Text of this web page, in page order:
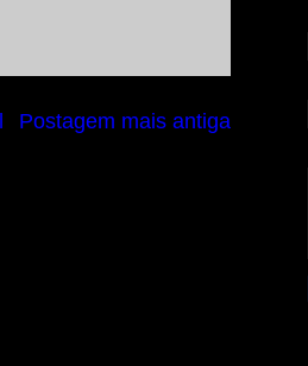
Postagem mais antiga